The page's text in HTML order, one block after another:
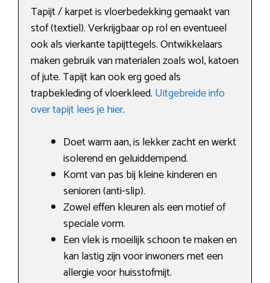
Tapijt / karpet is vloerbedekking gemaakt van
stof (textiel). Verkrijgbaar op rol en eventueel
ook als vierkante tapijttegels. Ontwikkelaars
maken gebruik van materialen zoals wol, katoen
of jute. Tapijt kan ook erg goed als
trapbekleding of vloerkleed. Uitgebreide info
over tapijt lees je hier.
Doet warm aan, is lekker zacht en werkt
isolerend en geluiddempend.
Komt van pas bij kleine kinderen en
senioren (anti-slip).
Zowel effen kleuren als een motief of
speciale vorm.
Een vlek is moeilijk schoon te maken en
kan lastig zijn voor inwoners met een
allergie voor huisstofmijt.